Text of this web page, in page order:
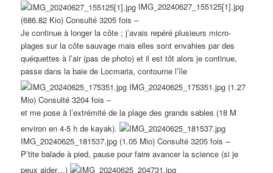
IMG_20240627_155125[1].jpg
(686.82 Kio) Consulté 3205 fois –
Je continue à longer la côte ; j’avais repéré plusieurs micro-
plages sur la côte sauvage mais elles sont envahies par des
quéquettes à l’air (pas de photo) et il est tôt alors je continue,
passe dans la baie de Locmaria, contourne l’île
IMG_20240625_175351.jpg (1.27
Mio) Consulté 3204 fois –
et me pose à l’extrémité de la plage des grands sables (18 M
environ en 4-5 h de kayak).
IMG_20240625_181537.jpg (1.05 Mio) Consulté 3205 fois –
P’tite balade à pied, pause pour faire avancer la science (si je
peux aider…)